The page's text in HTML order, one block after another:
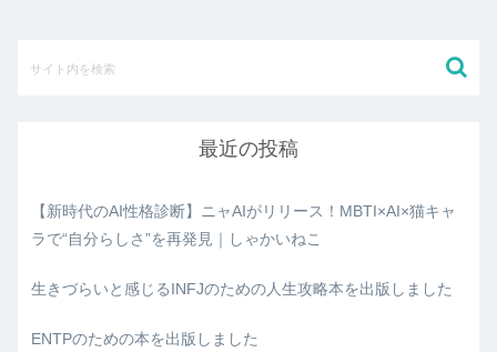
最近の投稿
【新時代のAI性格診断】ニャAIがリリース！MBTI×AI×猫キャ
ラで“自分らしさ”を再発見｜しゃかいねこ
生きづらいと感じるINFJのための人生攻略本を出版しました
ENTPのための本を出版しました